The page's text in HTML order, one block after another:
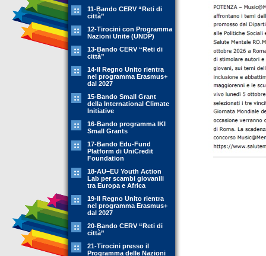
11-Bando CERV “Reti di
città”
12-Tirocini con Programma
Nazioni Unite (UNDP)
13-Bando CERV “Reti di
città”
14-Il Regno Unito rientra
nel programma Erasmus+
dal 2027
15-Bando Small Grant
della International Climate
Initiative
16-Bando programma IKI
Small Grants
17-Bando Edu-Fund
Platform di UniCredit
Foundation
18-AU–EU Youth Action
Lab per scambi giovanili
tra Europa e Africa
19-Il Regno Unito rientra
nel programma Erasmus+
dal 2027
20-Bando CERV “Reti di
città”
21-Tirocini presso il
Programma delle Nazioni